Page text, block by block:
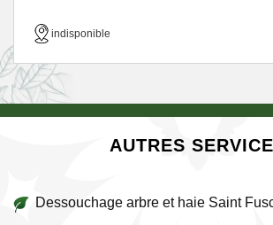
indisponible
AUTRES
Dessouchage arbre et haie Saint